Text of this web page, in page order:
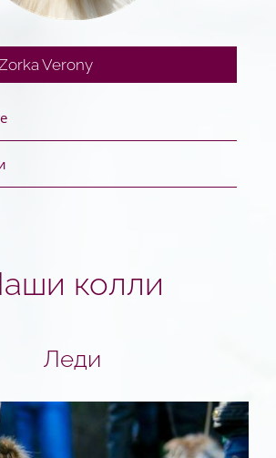
колли
Леди
Verony